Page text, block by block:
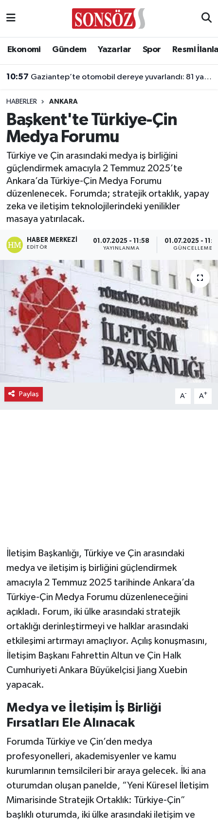
Ekonomi Gündem Yazarlar Spor Resmi
10:57 Gaziantep’te otomobil dereye yuvarlandı: 81 yaşındaki sürücü yaralandı
HABERLER ANKARA
Başkent'te Türkiye-Çin
Medya Forumu
Türkiye ve Çin arasındaki medya iş birliğini
güçlendirmek amacıyla 2 Temmuz 2025’te
Ankara’da Türkiye-Çin Medya Forumu
düzenlenecek. Forumda; stratejik ortaklık, yapay
zeka ve iletişim teknolojilerindeki yenilikler
masaya yatırılacak.
HABER MERKEZI
EDITÖR
01.07.2025 - 11:58
YAYINLANMA
01.07.2025 -
GÜNCELLEME
Paylaş A- A+
İletişim Başkanlığı, Türkiye ve Çin arasındaki
medya ve iletişim iş birliğini güçlendirmek
amacıyla 2 Temmuz 2025 tarihinde Ankara’da
Türkiye-Çin Medya Forumu düzenleneceğini
açıkladı. Forum, iki ülke arasındaki stratejik
ortaklığı derinleştirmeyi ve halklar arasındaki
etkileşimi artırmayı amaçlıyor. Açılış konuşmasını,
İletişim Başkanı Fahrettin Altun ve Çin Halk
Cumhuriyeti Ankara Büyükelçisi Jiang Xuebin
yapacak.
Medya ve İletişim İş Birliği
Fırsatları Ele Alınacak
Forumda Türkiye ve Çin’den medya
profesyonelleri, akademisyenler ve kamu
kurumlarının temsilcileri bir araya gelecek. İki ana
oturumdan oluşan panelde, “Yeni Küresel İletişim
Mimarisinde Stratejik Ortaklık: Türkiye-Çin”
başlıklı oturumda, iki ülke arasındaki iletişim ve
Asayiş
Biyografi
Çevre
Diğer
Dünya
Eğitim
Ekonomi
Eleman
Emlak
Gündem
Gurme
Haber
İlçe Haberleri
Siyaset
Sokak Hayvanlarını Sahiplendirme
Sonsöz Özel
Spor
Vasıta
Yaşam
Ankara Nöbetçi Eczaneler
Ankara Trafik Yoğunluk Haritası
Süper Lig Puan Durumu ve Fikstür
Tüm Manşetler
Son Dakika Haberleri
Haber Arşivi